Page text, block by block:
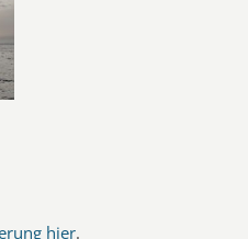
hier.